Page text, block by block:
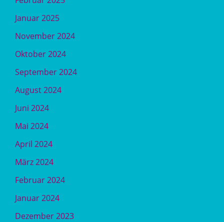
Januar 2025
November 2024
Oktober 2024
September 2024
August 2024
Juni 2024
Mai 2024
April 2024
März 2024
Februar 2024
Januar 2024
Dezember 2023